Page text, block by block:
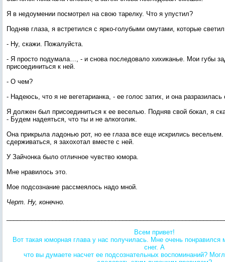
Я в недоумении посмотрел на свою тарелку. Что я упустил?
Подняв глаза, я встретился с ярко-голубыми омутами, которые
- Ну, скажи. Пожалуйста.
- Я просто подумала…, - и снова последовало хихиканье. Мои губы
присоединиться к ней.
- О чем?
- Надеюсь, что я не вегетарианка, - ее голос затих, и она
Я должен был присоединиться к ее веселью. Подняв свой бокал, я
- Будем надеяться, что ты и не алкоголик.
Она прикрыла ладонью рот, но ее глаза все еще искрились весельем.
сдерживаться, я захохотал вместе с ней.
У Зайчонка было отличное чувство юмора.
Мне нравилось это.
Мое подсознание рассмеялось надо мной.
Черт. Ну, конечно.
Всем привет!
Вот такая юморная глава у нас получилась. Мне очень понравился
снег. А
что вы думаете насчет ее подсознательных воспоминаний?